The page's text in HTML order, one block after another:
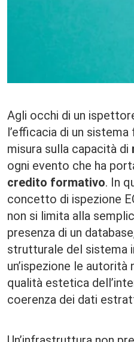
Agli occhi di un
l’efficacia di un
misura sulla capacità di
ogni evento che ha
credito formativo. In
concetto di ispezione
non si limita alla
presenza di un
strutturale del sistema
un’ispezione le
qualità estetica
coerenza dei dati